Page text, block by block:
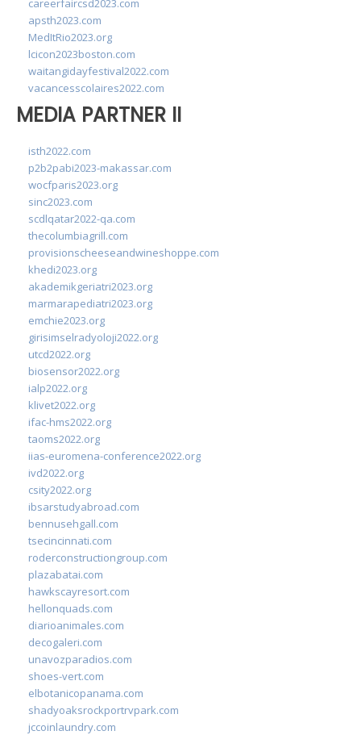
careerfaircsd2023.com
apsth2023.com
MedItRio2023.org
lcicon2023boston.com
waitangidayfestival2022.com
vacancesscolaires2022.com
MEDIA PARTNER II
isth2022.com
p2b2pabi2023-makassar.com
wocfparis2023.org
sinc2023.com
scdlqatar2022-qa.com
thecolumbiagrill.com
provisionscheeseandwineshoppe.com
khedi2023.org
akademikgeriatri2023.org
marmarapediatri2023.org
emchie2023.org
girisimselradyoloji2022.org
utcd2022.org
biosensor2022.org
ialp2022.org
klivet2022.org
ifac-hms2022.org
taoms2022.org
iias-euromena-conference2022.org
ivd2022.org
csity2022.org
ibsarstudyabroad.com
bennusehgall.com
tsecincinnati.com
roderconstructiongroup.com
plazabatai.com
hawkscayresort.com
hellonquads.com
diarioanimales.com
decogaleri.com
unavozparadios.com
shoes-vert.com
elbotanicopanama.com
shadyoaksrockportrvpark.com
jccoinlaundry.com